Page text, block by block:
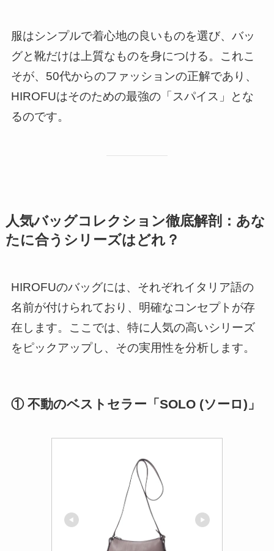
服はシンプルで着心地の良いものを選び、バッ
グと靴だけは上質なものを身につける。これこ
そが、50代からのファッションの正解であり、
HIROFUはそのための最強の「スパイス」とな
るのです。
人気バッグコレクション徹底解剖：あな
たに合うシリーズはどれ？
HIROFUのバッグには、それぞれイタリア語の
名前が付けられており、明確なコンセプトが存
在します。ここでは、特に人気の高いシリーズ
をピックアップし、その実用性を分析します。
① 不動のベストセラー「SOLO (ソーロ)」